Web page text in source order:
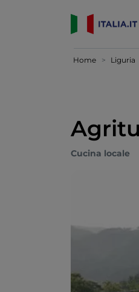
Home Liguria
Cucina locale